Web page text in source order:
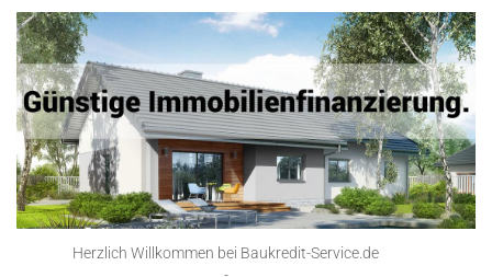
Herzlich Willkommen bei Baukredit-Service.de